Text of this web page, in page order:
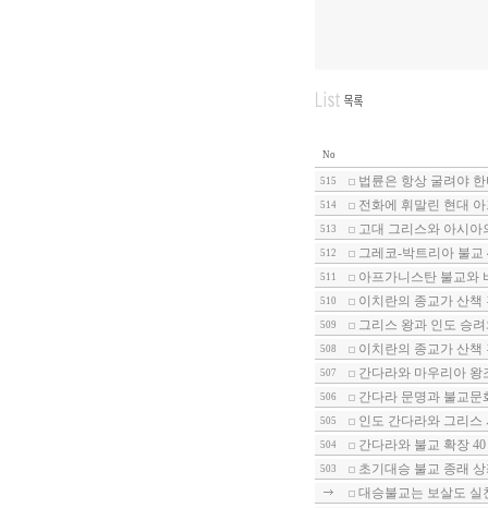
No
515 법륜은 항상 굴려야 한
514 전화에 휘말린 현대
513 고대 그리스와 아시아
512 그레코-박트리아 불교
511 아프가니스탄 불교와
510 이치란의 종교가 산책
509 그리스 왕과 인도 승
508 이치란의 종교가 산책
507 간다라와 마우리아 왕
506 간다라 문명과 불교문
505 인도 간다라와 그리스
504 간다라와 불교 확장 40
503
초기대승 불교 종래
대승불교는 보살도 실